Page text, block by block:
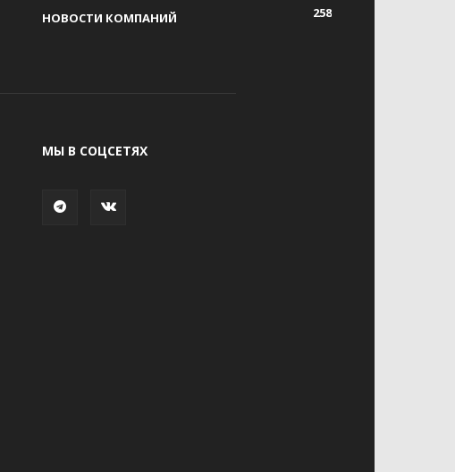
НОВОСТИ КОМПАНИЙ
258
МЫ В СОЦСЕТЯХ